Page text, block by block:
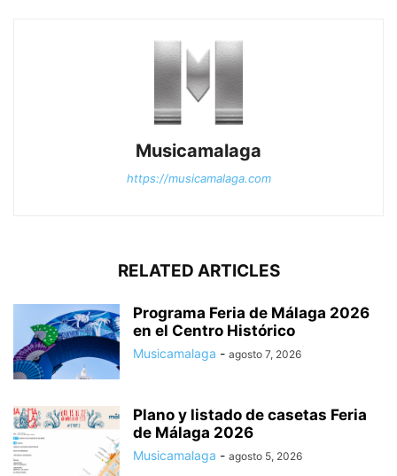
Musicamalaga
https://musicamalaga.com
RELATED ARTICLES
Programa Feria de Málaga 2026
en el Centro Histórico
Musicamalaga - agosto 7, 2026
Plano y listado de casetas Feria
de Málaga 2026
Musicamalaga - agosto 5, 2026